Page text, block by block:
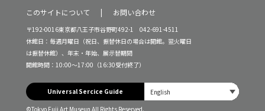
このサイトについて お問い合わせ
〒192-0016東京都八王子市谷野町492-1 042-691-4511
休館日：毎週月曜日（祝日、振替休日の場合は開館。翌火曜日
は振替休館）、年末・年始、展示替期間
開館時間：10:00～17:00（16:30受付終了）
Universal Sercice Guide
©Tokyo Fuji Art Museun All Rights Reserved.